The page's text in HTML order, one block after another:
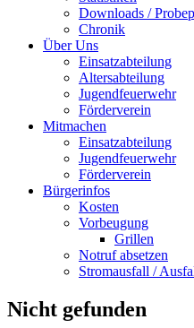
Downloads /
Chronik
Über Uns
Einsatzabteilung
Altersabteilung
Jugendfeuerwehr
Förderverein
Mitmachen
Einsatzabteilung
Jugendfeuerwehr
Förderverein
Bürgerinfos
Kosten
Vorbeugung
Grillen
Notruf absetzen
Stromausfall /
Nicht gefunden